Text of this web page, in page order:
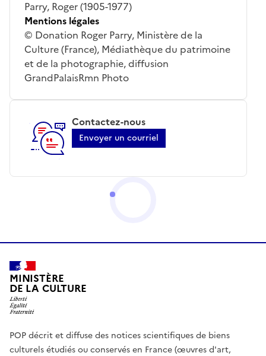
Parry, Roger (1905-1977)
Mentions légales
© Donation Roger Parry, Ministère de la
Culture (France), Médiathèque du patrimoine
et de la photographie, diffusion
GrandPalaisRmn Photo
Contactez-nous
Envoyer un courriel
MINISTÈRE
DE LA CULTURE
POP décrit et diffuse des notices scientifiques de biens
culturels étudiés ou conservés en France (œuvres d'art,